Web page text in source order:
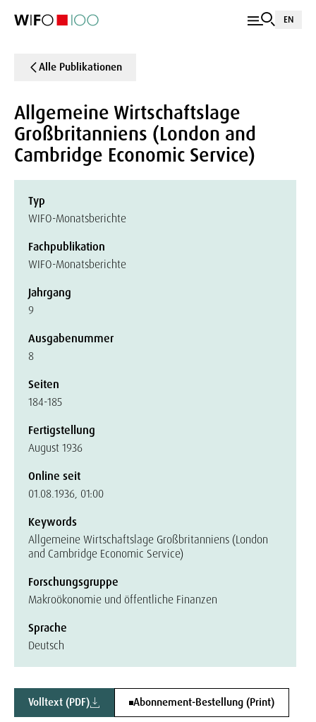
EN
Alle Publikationen
Allgemeine Wirtschaftslage
Großbritanniens (London and
Cambridge Economic Service)
Typ
WIFO-Monatsberichte
Fachpublikation
WIFO-Monatsberichte
Jahrgang
9
Ausgabenummer
8
Seiten
184-185
Fertigstellung
August 1936
Online seit
01.08.1936, 01:00
Keywords
Allgemeine Wirtschaftslage Großbritanniens (London
and Cambridge Economic Service)
Forschungsgruppe
Makroökonomie und öffentliche Finanzen
Sprache
Deutsch
Volltext (PDF) Abonnement-Bestellung (Print)